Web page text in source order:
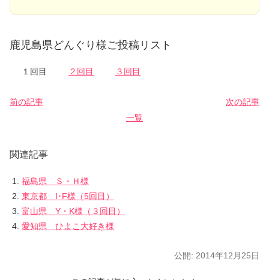
鹿児島県どんぐり様ご投稿リスト
１回目 ２回目 ３回目
前の記事
次の記事
一覧
関連記事
福島県 Ｓ・Ｈ様
東京都 I･F様（5回目）
富山県 Y・K様（３回目）
愛知県 ひよこ大好き様
公開: 2014年12月25日